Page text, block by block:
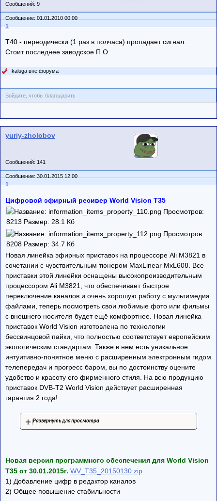
Сообщений: 9
Сообщение: 01.01.2010 00:00
1
Т40 - переодически (1 раз в полчаса) пропадает сигнал.
Стоит последнее заводское П.О.
kaluga вне форума
Войдите, чтобы благодарить
yuriy-zholobov
Сообщений: 141
Сообщение: 30.01.2015 12:00
1
Цифровой эфирный ресивер World Vision T35
Новая линейка эфирных приставок на процессоре Ali M3821 в
сочетании с чувствительным тюнером MaxLinear MxL608. Все
приставки этой линейки оснащены высокопроизводительным
процессором Ali M3821, что обеспечивает быстрое
переключение каналов и очень хорошую работу с мультимедиа
файлами, теперь посмотреть свои любимые фото или фильмы
с внешнего носителя будет ещё комфортнее. Новая линейка
приставок World Vision изготовлена по технологии
бессвинцовой пайки, что полностью соответствует европейским
экологическим стандартам. Также в нем есть уникальное
интуитивно-понятное меню с расширенным электронным гидом
телепередач и прогресс баром, вы по достоинству оцените
удобство и красоту его фирменного стиля. На всю продукцию
приставок DVB-T2 World Vision действует расширенная
гарантия 2 года!
Развернуть для просмотра
Новая версия программного обеспечения для World Vision
T35 от 30.01.2015г. WV_T35_20150130.zip
1) Добавление цифр в редактор каналов
2) Общее повышение стабильности